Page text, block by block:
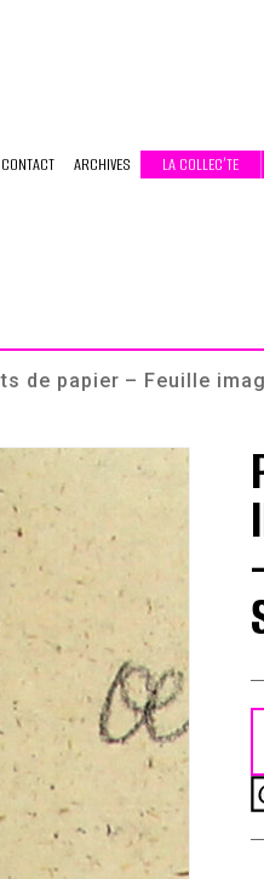
CONTACT ARCHIVES LA COLLEC’TE
de papier – Feuille